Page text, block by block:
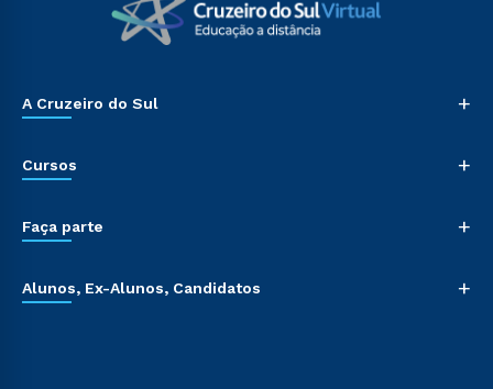
A Cruzeiro do Sul +
Cursos +
Faça parte +
Alunos, Ex-Alunos, Candidatos +